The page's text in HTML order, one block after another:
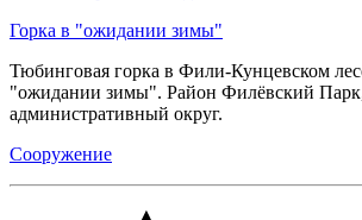
Горка в "ожидании зимы"
Тюбинговая горка в Фили-Кунцевском
"ожидании зимы". Район Филёвский
административный округ.
Сооружение